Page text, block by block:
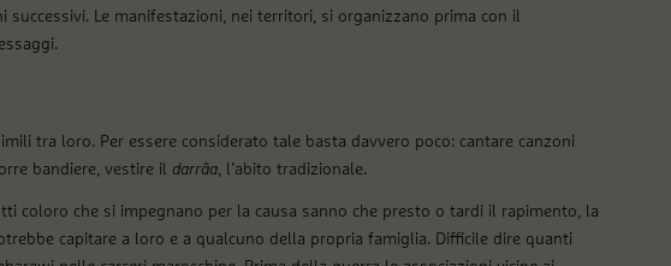
successivi. Le manifestazioni, nei territori, si organizzano prima con il
tra loro. Per essere considerato tale basta davvero poco: cantare canzoni
bandiere, vestire il darrâa, l’abito tradizionale.
coloro che si impegnano per la causa sanno che presto o tardi il rapimento, la
capitare a loro e a qualcuno della propria famiglia. Difficile dire quanti